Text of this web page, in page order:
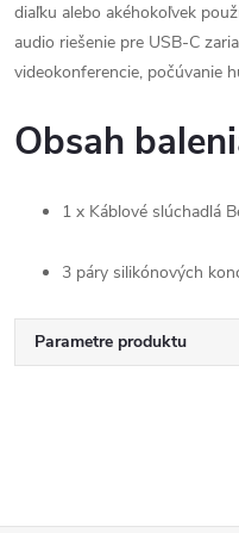
diaľku alebo akéhokoľvek
audio riešenie pre USB-C
videokonferencie, počúvanie
Obsah
1 x Káblové slúchadlá
3 páry silikónových
Parametre produktu